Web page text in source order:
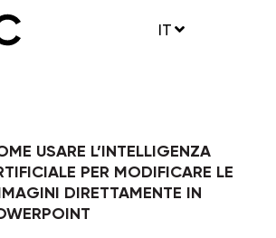
IT
USARE L’INTELLIGENZA
PER MODIFICARE LE
DIRETTAMENTE IN